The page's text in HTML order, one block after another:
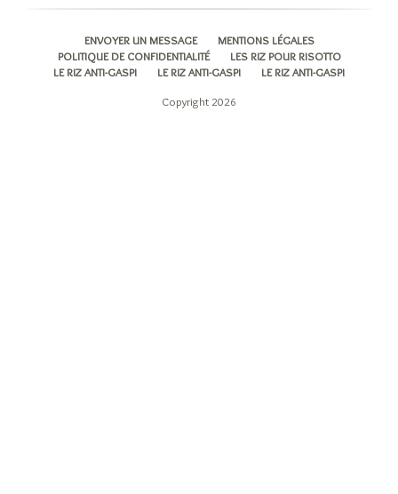
ENVOYER UN MESSAGE
MENTIONS LÉGALES
POLITIQUE DE CONFIDENTIALITÉ
LES RIZ POUR RISOTTO
LE RIZ ANTI-GASPI
LE RIZ ANTI-GASPI LE RIZ ANTI-GASPI
Copyright 2026